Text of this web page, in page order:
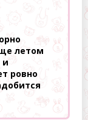
летом
и
ровно